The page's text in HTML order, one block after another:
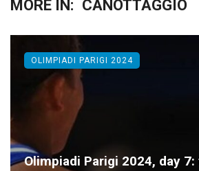
MORE IN: CANOTTAGGIO
Olimpiadi Parigi 2024, day
OLIMPIADI PARIGI 2024